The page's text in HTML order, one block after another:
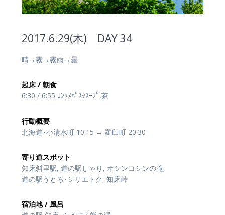
2017.6.29(木) DAY 34
晴→霧→霧雨→曇
起床 / 朝食
6:30 / 6:55 ｺﾝｿﾒﾊﾟｽﾀｽｰﾌﾟ,茶
行動概要
北海道･小清水町 10:15 → 羅臼町 20:30
寄り道スポット
知床斜里駅, 道の駅しゃり, オシンコシンの滝,
道の駅うとろ･シリエトク, 知床峠
宿泊地 / 風呂